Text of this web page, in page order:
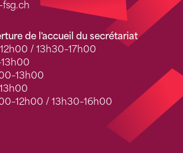
fsg.ch
de l'accueil du secrétariat
/ 13h30–17h00
/ 13h30–16h00